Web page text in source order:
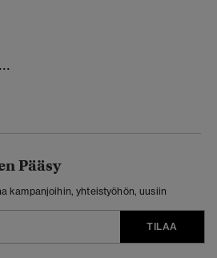
Pääsy
kampanjoihin, yhteistyöhön, uusiin
TILAA